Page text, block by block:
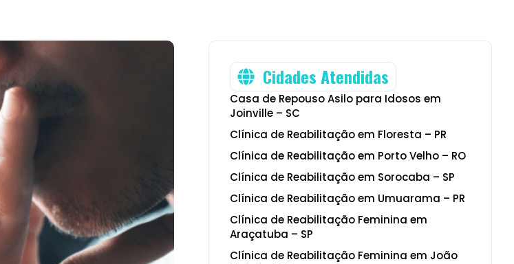
Cidades Atendidas
Casa de Repouso Asilo para Idosos em
Joinville – SC
Clínica de Reabilitação em Floresta – PR
Clínica de Reabilitação em Porto Velho – RO
Clínica de Reabilitação em Sorocaba – SP
Clínica de Reabilitação em Umuarama – PR
Clínica de Reabilitação Feminina em
Araçatuba – SP
Clínica de Reabilitação Feminina em João